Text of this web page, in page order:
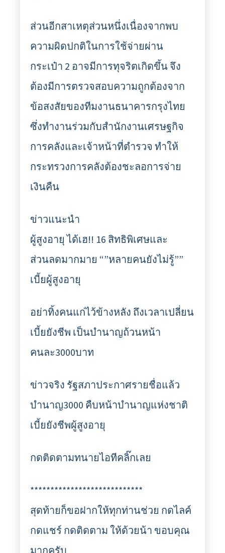
ส่วนอีกสาเหตุส่วนหนึ่งเนื่องจากพบ
ความผิดปกติในการใช้จ่ายผ่าน
กระเป๋า 2 อาจมีการทุจริตเกิดขึ้น จึง
ต้องมีการตรวจสอบความถูกต้องจาก
ข้อสงสัยของทีมงานธนาคารกรุงไทย
ซึ่งทำงานร่วมกับสำนักงานเศรษฐกิจ
การคลังและเจ้าหน้าที่ตำรวจ ทำให้
กระทรวงการคลังต้องชะลอการจ่าย
เงินคืน
ข่าวแนะนำ
ผู้สูงอายุ ได้เฮ!! 16 สิทธิพิเศษและ
ส่วนลดมากมาย “”หลายคนยังไม่รู้””
เบี้ยผู้สูงอายุ
อย่าทิ้งคนแก่ไว้ข้างหลัง ถึงเวลาเปลี่ยน
เบี้ยยังชีพ เป็นบำนาญถ้วนหน้า
คนละ3000บาท
ข่าวจริง รัฐสภาประกาศรายชื่อแล้ว
บำนาญ3000 คืบหน้าบำนาญแห่งชาติ
เบี้ยยังชีพผู้สูงอายุ
กดติดตามทนายไอทีคลิ๊กเลย
****************************
สุดท้ายก็ขอฝากให้ทุกท่านช่วย กดไลค์
กดแชร์ กดติดตาม ให้ด้วยน้า ขอบคุณ
มากครับ